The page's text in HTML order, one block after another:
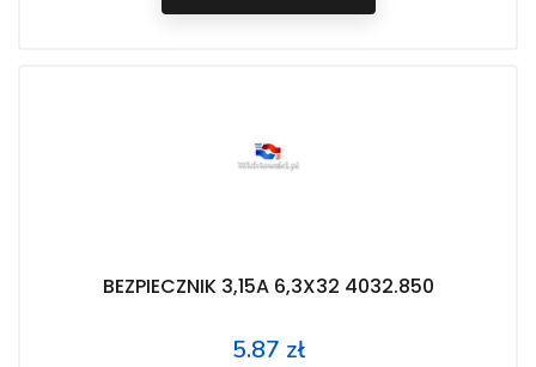
BEZPIECZNIK 3,15A 6,3X32 4032.850
Price
5.87 zł